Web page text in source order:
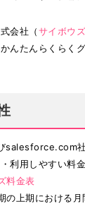
会社（サイボウ
んたんらくらくグ
salesforce.com
利用しやすい料
料金表
の上期における